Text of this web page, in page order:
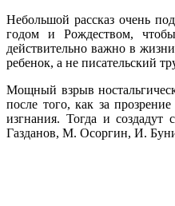
Небольшой рассказ очень
годом и Рождеством,
действительно важно в
ребенок, а не писательский
Мощный взрыв
после того, как за
изгнания. Тогда и
Газданов, М. Осоргин, И.